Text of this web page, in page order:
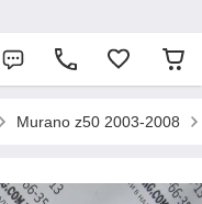
Murano z50 2003-2008